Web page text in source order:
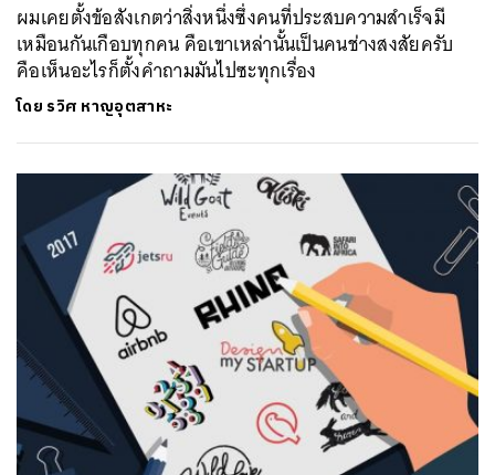
ผมเคยตั้งข้อสังเกตว่าสิ่งหนึ่งซึ่งคนที่ประสบความสำเร็จมี
เหมือนกันเกือบทุกคน คือเขาเหล่านั้นเป็นคนช่างสงสัยครับ
คือเห็นอะไรก็ตั้งคำถามมันไปซะทุกเรื่อง
โดย รวิศ หาญอุตสาหะ